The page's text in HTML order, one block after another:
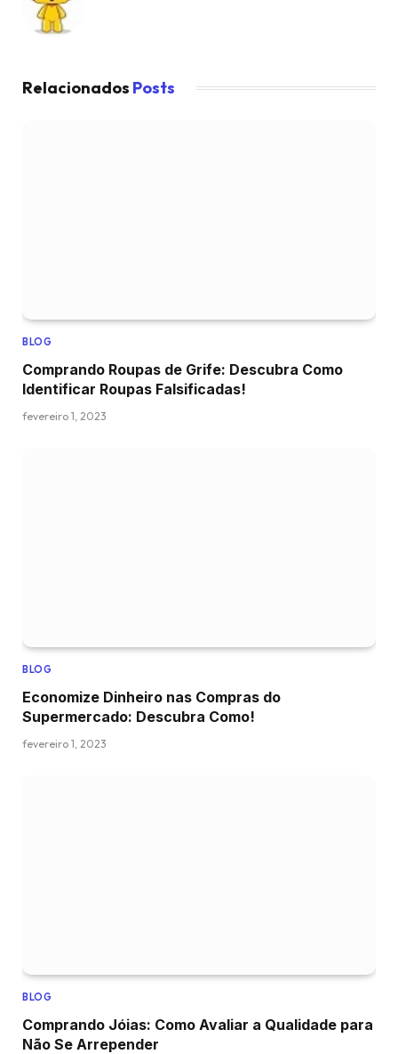
Relacionados Posts
BLOG
Comprando Roupas de Grife: Descubra Como
Identificar Roupas Falsificadas!
fevereiro 1, 2023
BLOG
Economize Dinheiro nas Compras do
Supermercado: Descubra Como!
fevereiro 1, 2023
BLOG
Comprando Jóias: Como Avaliar a Qualidade para
Não Se Arrepender